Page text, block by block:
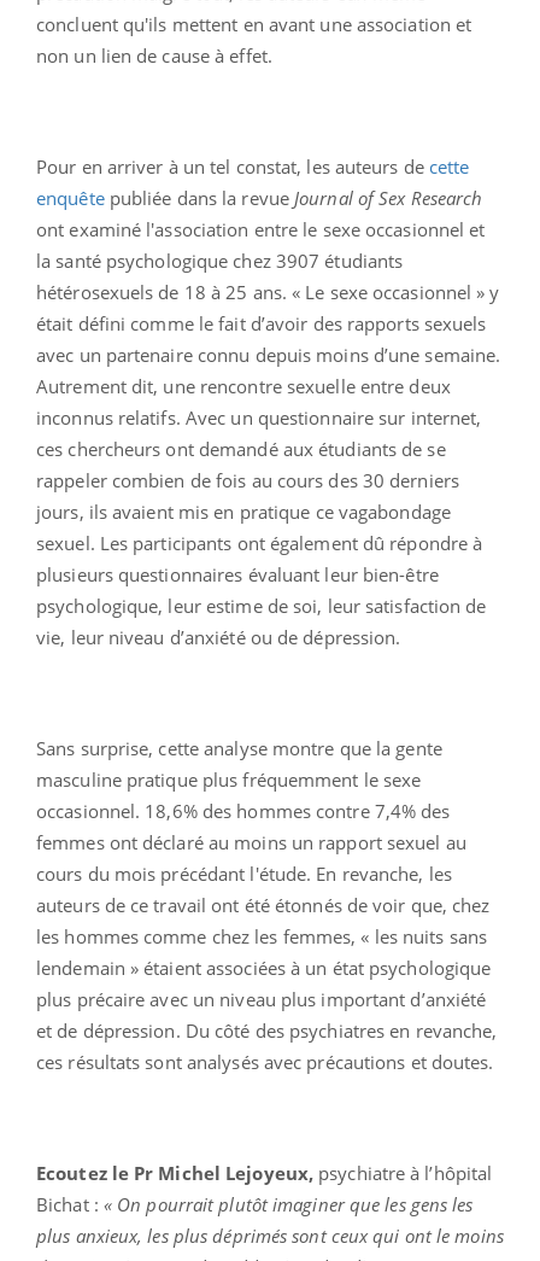
concluent qu'ils mettent en avant une association et
non un lien de cause à effet.
Pour en arriver à un tel constat, les auteurs de cette
enquêtepubliée dans la revue Journal of Sex Research
ont examiné l'association entre le sexe occasionnel et
la santé psychologique chez 3907 étudiants
hétérosexuels de 18 à 25 ans. « Le sexe occasionnel » y
était défini comme le fait d’avoir des rapports sexuels
avec un partenaire connu depuis moins d’une semaine.
Autrement dit, une rencontre sexuelle entre deux
inconnus relatifs. Avec un questionnaire sur internet,
ces chercheurs ont demandé aux étudiants de se
rappeler combien de fois au cours des 30 derniers
jours, ils avaient mis en pratique ce vagabondage
sexuel. Les participants ont également dû répondre à
plusieurs questionnaires évaluant leur bien-être
psychologique, leur estime de soi, leur satisfaction de
vie, leur niveau d’anxiété ou de dépression.
Sans surprise, cette analyse montre que la gente
masculine pratique plus fréquemment le sexe
occasionnel. 18,6% des hommes contre 7,4% des
femmes ont déclaré au moins un rapport sexuel au
cours du mois précédant l'étude. En revanche, les
auteurs de ce travail ont été étonnés de voir que, chez
les hommes comme chez les femmes, « les nuits sans
lendemain » étaient associées à un état psychologique
plus précaire avec un niveau plus important d’anxiété
et de dépression. Du côté des psychiatres en revanche,
ces résultats sont analysés avec précautions et doutes.
Ecoutez le Pr Michel Lejoyeux, psychiatre à l’hôpital
Bichat : « On pourrait plutôt imaginer que les gens les
plus anxieux, les plus déprimés sont ceux qui ont le moins